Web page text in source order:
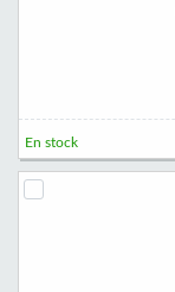
En stock